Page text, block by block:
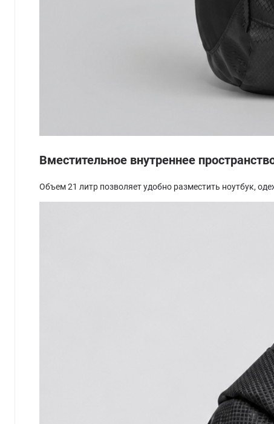
Вместительное внутреннее
Объем 21 литр позволяет удобно разместить ноутбук,